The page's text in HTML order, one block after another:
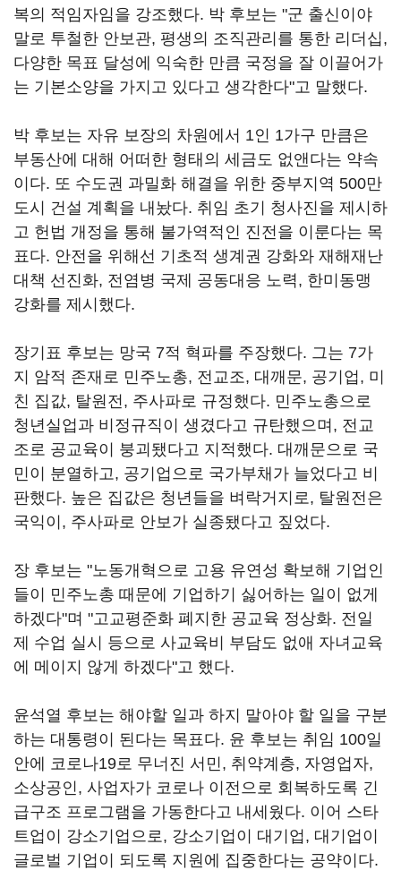
복의 적임자임을 강조했다. 박 후보는 "군 출신이야
말로 투철한 안보관, 평생의 조직관리를 통한 리더십,
다양한 목표 달성에 익숙한 만큼 국정을 잘 이끌어가
는 기본소양을 가지고 있다고 생각한다"고 말했다.
박 후보는 자유 보장의 차원에서 1인 1가구 만큼은
부동산에 대해 어떠한 형태의 세금도 없앤다는 약속
이다. 또 수도권 과밀화 해결을 위한 중부지역 500만
도시 건설 계획을 내놨다. 취임 초기 청사진을 제시하
고 헌법 개정을 통해 불가역적인 진전을 이룬다는 목
표다. 안전을 위해선 기초적 생계권 강화와 재해재난
대책 선진화, 전염병 국제 공동대응 노력, 한미동맹
강화를 제시했다.
장기표 후보는 망국 7적 혁파를 주장했다. 그는 7가
지 암적 존재로 민주노총, 전교조, 대깨문, 공기업, 미
친 집값, 탈원전, 주사파로 규정했다. 민주노총으로
청년실업과 비정규직이 생겼다고 규탄했으며, 전교
조로 공교육이 붕괴됐다고 지적했다. 대깨문으로 국
민이 분열하고, 공기업으로 국가부채가 늘었다고 비
판했다. 높은 집값은 청년들을 벼락거지로, 탈원전은
국익이, 주사파로 안보가 실종됐다고 짚었다.
장 후보는 "노동개혁으로 고용 유연성 확보해 기업인
들이 민주노총 때문에 기업하기 싫어하는 일이 없게
하겠다"며 "고교평준화 폐지한 공교육 정상화. 전일
제 수업 실시 등으로 사교육비 부담도 없애 자녀교육
에 메이지 않게 하겠다"고 했다.
윤석열 후보는 해야할 일과 하지 말아야 할 일을 구분
하는 대통령이 된다는 목표다. 윤 후보는 취임 100일
안에 코로나19로 무너진 서민, 취약계층, 자영업자,
소상공인, 사업자가 코로나 이전으로 회복하도록 긴
급구조 프로그램을 가동한다고 내세웠다. 이어 스타
트업이 강소기업으로, 강소기업이 대기업, 대기업이
글로벌 기업이 되도록 지원에 집중한다는 공약이다.